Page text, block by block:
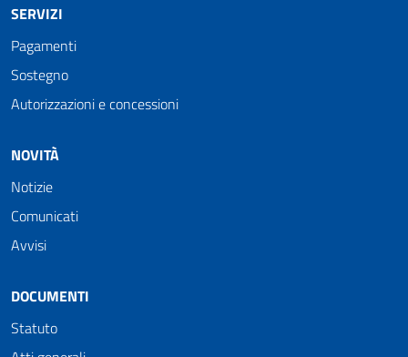
SERVIZI
Pagamenti
Sostegno
Autorizzazioni e concessioni
NOVITÀ
Notizie
Comunicati
Avvisi
DOCUMENTI
Statuto